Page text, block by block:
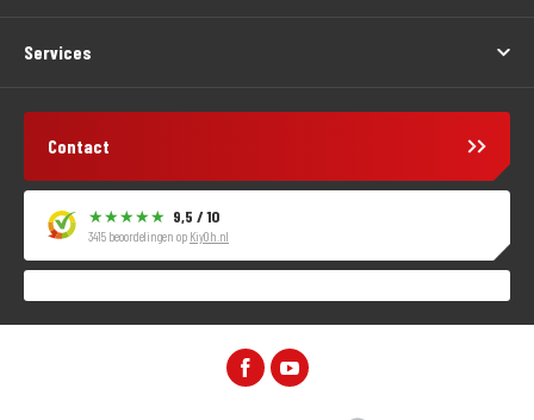
Services
Contact
9,5 / 10
3415 beoordelingen op KiyOh.nl